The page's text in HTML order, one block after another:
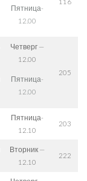
Пятница-
12.00
116
Четверг —
12.00
Пятница-
12.00
205
Пятница-
12.10
203
Вторник —
12.10
222